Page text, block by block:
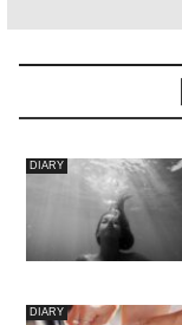
DIARY
DIARY